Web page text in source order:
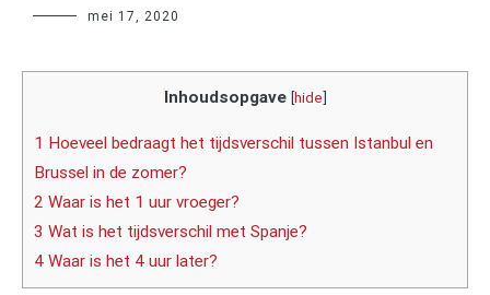
Author mei 17, 2020
Inhoudsopgave [hide]
1 Hoeveel bedraagt het tijdsverschil tussen Istanbul en
Brussel in de zomer?
2 Waar is het 1 uur vroeger?
3 Wat is het tijdsverschil met Spanje?
4 Waar is het 4 uur later?